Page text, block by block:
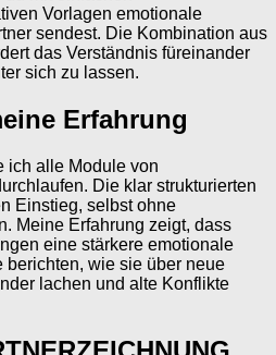
Vorlagen emotionale
sendest. Die Kombination aus
das Verständnis füreinander
sich zu lassen.
Erfahrung
ich alle Module von
Die klar strukturierten
Einstieg, selbst ohne
Meine Erfahrung zeigt, dass
eine stärkere emotionale
berichten, wie sie über neue
lachen und alte Konflikte